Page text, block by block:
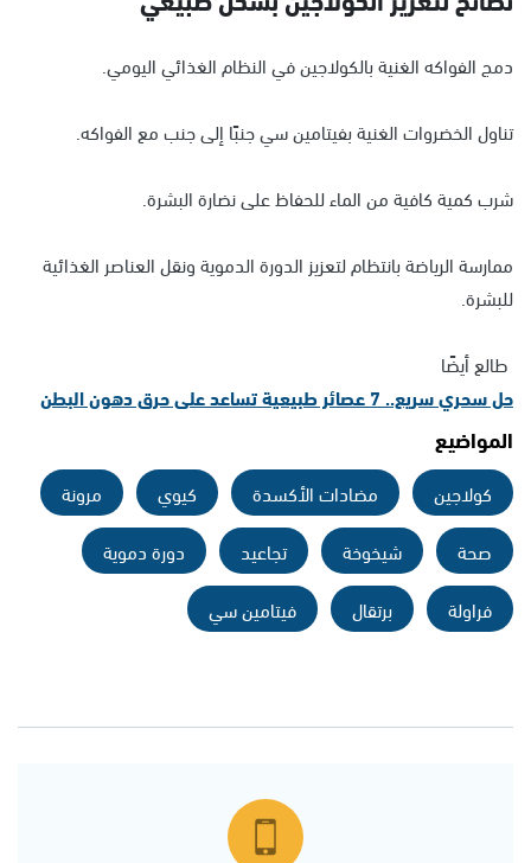
دمج الفواكه الغنية بالكولاجين في النظام الغذائي اليومي.
تناول الخضروات الغنية بفيتامين سي جنبًا إلى جنب مع الفواكه.
شرب كمية كافية من الماء للحفاظ على نضارة البشرة.
ممارسة الرياضة بانتظام لتعزيز الدورة الدموية ونقل العناصر الغذائية
للبشرة.
طالع أيضًا
حل سحري سريع.. 7 عصائر طبيعية تساعد على حرق دهون البطن
المواضيع
كولاجين مضادات الأكسدة كيوي
مرونة
صحة
شيخوخة تجاعيد
دورة دموية
فراولة
برتقال فيتامين سي